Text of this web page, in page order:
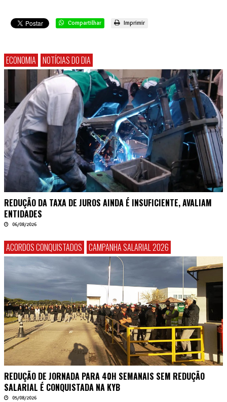
Compartilhar Imprimir
ECONOMIA NOTÍCIAS DO DIA
REDUÇÃO DA TAXA DE JUROS AINDA É INSUFICIENTE, AVALIAM
ENTIDADES
06/08/2026
ACORDOS CONQUISTADOS CAMPANHA SALARIAL 2026
REDUÇÃO DE JORNADA PARA 40H SEMANAIS SEM REDUÇÃO
SALARIAL É CONQUISTADA NA KYB
05/08/2026